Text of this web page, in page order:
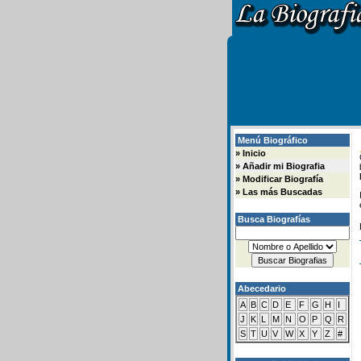
Menú Biográfico
» Inicio
» Añadir mi Biografia
» Modificar Biografía
» Las más Buscadas
Busca Biografías
Abecedario
A B C D E F G H
I
J
K L M N O P Q
R
S T U V W X Y Z #